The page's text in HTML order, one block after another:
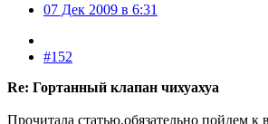
07 Дек 2009 в 6:31
#152
Re: Гортанный клапан чихуахуа
Прочитала статью,обязательно пойдем к